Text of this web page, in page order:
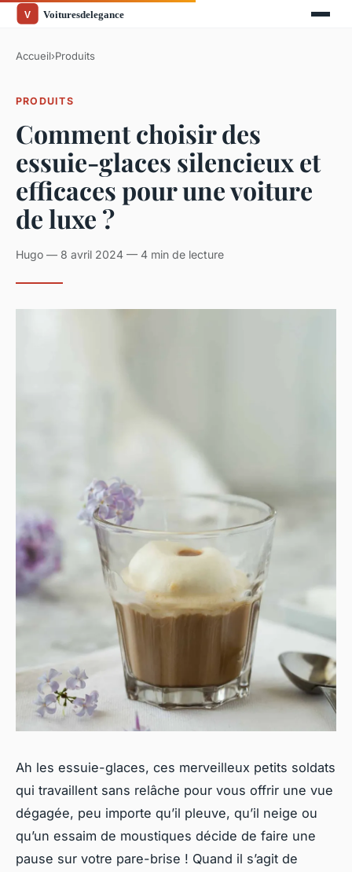
Accueil›Produits
PRODUITS
Comment choisir des
essuie-glaces silencieux et
efficaces pour une voiture
de luxe ?
Hugo — 8 avril 2024 — 4 min de lecture
Ah les essuie-glaces, ces merveilleux petits soldats
qui travaillent sans relâche pour vous offrir une vue
dégagée, peu importe qu’il pleuve, qu’il neige ou
qu’un essaim de moustiques décide de faire une
pause sur votre pare-brise ! Quand il s’agit de